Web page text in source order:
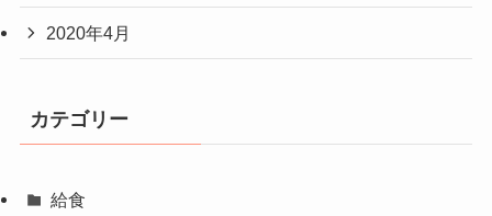
2020年4月
カテゴリー
給食